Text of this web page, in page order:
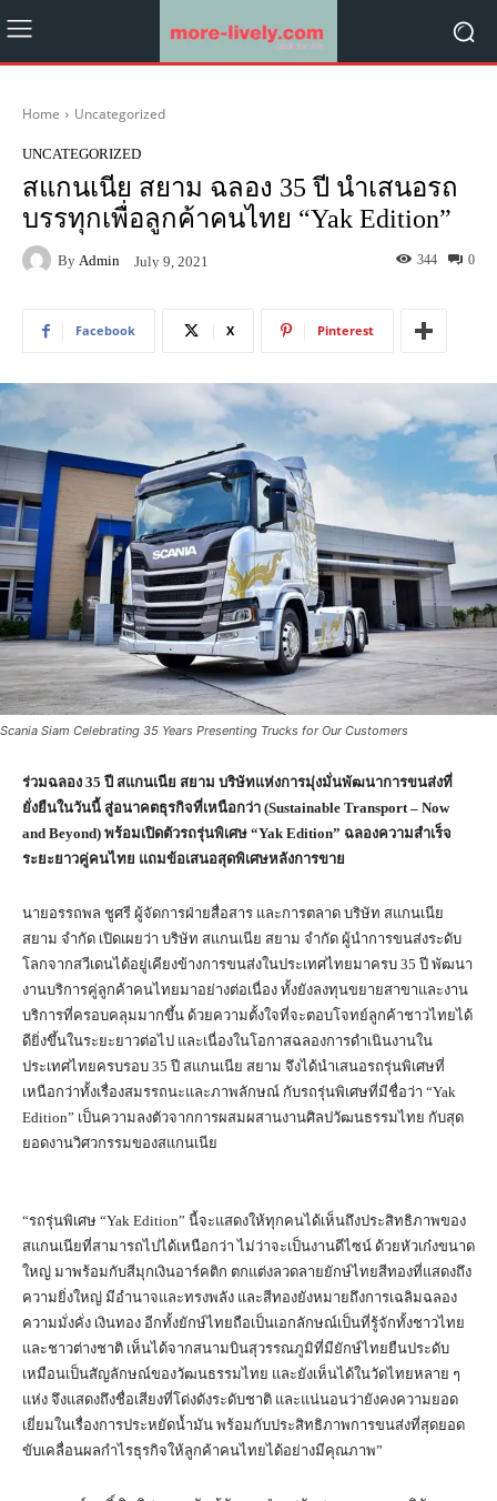
Home Uncategorized
UNCATEGORIZED
สแกนเนีย สยาม ฉลอง 35 ปี นำเสนอรถ
บรรทุกเพื่อลูกค้าคนไทย “Yak Edition”
By Admin July 9, 2021 0
344
Facebook X Pinterest
Scania Siam Celebrating 35 Years Presenting Trucks for Our Customers
ร่วมฉลอง​ 35 ปี สแกนเนีย​ สยาม​ บริษัทแห่งการมุ่งมั่นพัฒนาการขนส่งที่
ยั่งยืนในวันนี้ สู่อนาคตธุรกิจที่เหนือกว่า (Sustainable Transport – Now
and Beyond) พร้อมเปิดตัวรถรุ่นพิเศษ “Yak Edition” ฉลองความสำเร็จ
ระยะยาวคู่คนไทย แถมข้อเสนอสุดพิเศษหลังการขาย
นายอรรถพล ชูศรี ผู้จัดการฝ่ายสื่อสาร และการตลาด บริษัท สแกนเนีย
สยาม จำกัด​ เปิดเผยว่า​ บริษัท สแกนเนีย สยาม จำกัด ​ผู้นำการขนส่งระดับ
โลกจากสวีเดนได้อยู่เคียงข้างการขนส่งในประเทศไทยมาครบ 35 ปี พัฒนา
งานบริการคู่ลูกค้าคนไทยมาอย่างต่อเนื่อง ทั้งยังลงทุนขยายสาขาและงาน
บริการที่ครอบคลุมมากขึ้น ด้วยความตั้งใจที่จะตอบโจทย์ลูกค้าชาวไทยได้
ดียิ่งขึ้นในระยะยาวต่อไป และเนื่องในโอกาสฉลองการดำเนินงานใน
ประเทศไทยครบรอบ 35 ปี สแกนเนีย สยาม จึงได้นำเสนอรถรุ่นพิเศษที่
เหนือกว่าทั้งเรื่องสมรรถนะและภาพลักษณ์ กับรถรุ่นพิเศษที่มีชื่อว่า “Yak
Edition” เป็นความลงตัวจากการผสมผสานงานศิลปวัฒนธรรมไทย กับสุด
ยอดงานวิศวกรรมของสแกนเนีย
“รถรุ่นพิเศษ “Yak Edition” นี้จะแสดงให้ทุกคนได้เห็นถึงประสิทธิภาพของ
สแกนเนียที่สามารถไปได้เหนือกว่า ไม่ว่าจะเป็นงานดีไซน์ ด้วยหัวเก๋งขนาด
ใหญ่ มาพร้อมกับสีมุกเงินอาร์คติก ตกแต่งลวดลายยักษ์ไทยสีทองที่แสดงถึง
ความยิ่งใหญ่ มีอำนาจและทรงพลัง และสีทองยังหมายถึงการเฉลิมฉลอง
ความมั่งคั่ง เงินทอง อีกทั้งยักษ์ไทยถือเป็นเอกลักษณ์เป็นที่รู้จักทั้งชาวไทย
และชาวต่างชาติ เห็นได้จากสนามบินสุวรรณภูมิที่มียักษ์ไทยยืนประดับ
เหมือนเป็นสัญลักษณ์ของวัฒนธรรมไทย และยังเห็นได้ในวัดไทยหลาย ๆ
แห่ง จึงแสดงถึงชื่อเสียงที่โด่งดังระดับชาติ และแน่นอนว่ายังคงความยอด
เยี่ยมในเรื่องการประหยัดน้ำมัน พร้อมกับประสิทธิภาพการขนส่งที่สุดยอด
ขับเคลื่อนผลกำไรธุรกิจให้ลูกค้าคนไทยได้อย่างมีคุณภาพ”